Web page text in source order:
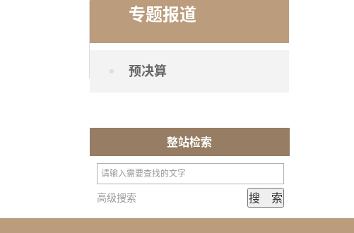
专题报道
预决算
整站检索
高级搜索